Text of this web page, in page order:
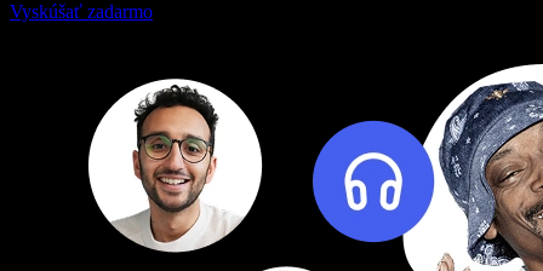
Vyskúšať zadarmo